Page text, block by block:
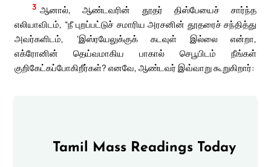
3 ஆனால், ஆண்டவரின் தூதர் திஸ்பேயைச் சார்ந்த
எலியாவிடம், “நீ புறப்பட்டுச் சமாரிய அரசனின் தூதரைச் சந்தித்து
அவர்களிடம், ‘இஸ்ரயேலுக்குக் கடவுள் இல்லை என்றா,
எக்ரோனின் தெய்வமாகிய பாகால் செபூபிடம் நீங்கள்
குறிகேட்கப்போகிறீர்கள்? எனவே, ஆண்டவர் இவ்வாறு கூறுகிறார்:
Tamil Mass Readings Today